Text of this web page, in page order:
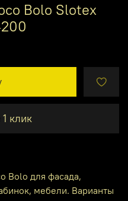
Bolo Slotex
клик
Bolo для фасада,
мебели. Варианты